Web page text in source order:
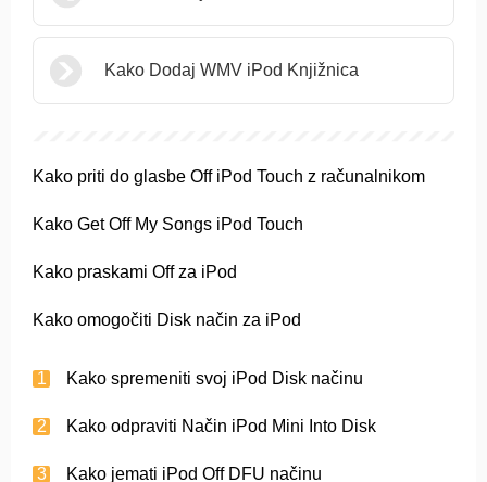
Kako Dodaj WMV iPod Knjižnica
Kako priti do glasbe Off iPod Touch z računalnikom
Kako Get Off My Songs iPod Touch
Kako praskami Off za iPod
Kako omogočiti Disk način za iPod
Kako spremeniti svoj iPod Disk načinu
Kako odpraviti Način iPod Mini Into Disk
Kako jemati iPod Off DFU načinu